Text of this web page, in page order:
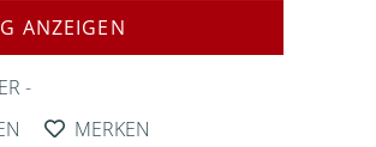
ANZEIGEN
MERKEN